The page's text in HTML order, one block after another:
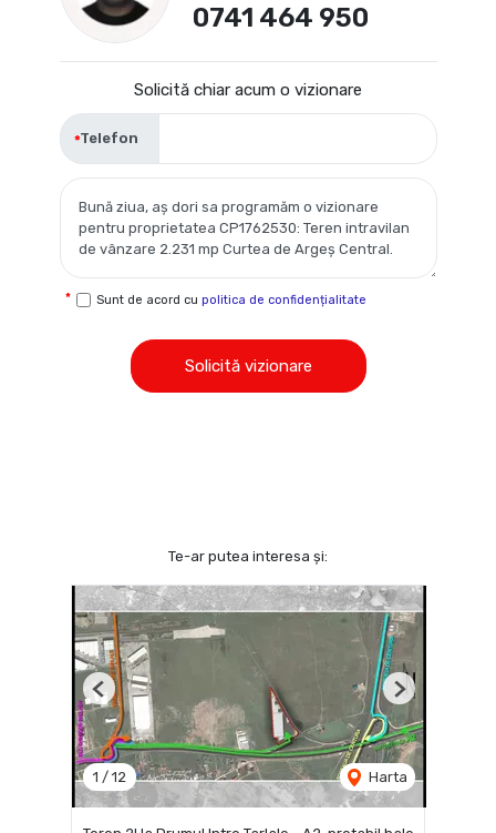
0741 464 950
Solicită chiar acum o vizionare
Telefon
Sunt de acord cu politica de confidențialitate
Solicită vizionare
Te-ar putea interesa și:
1 / 12 Harta
Previous Next